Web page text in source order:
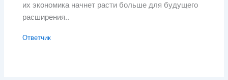
их экономика начнет расти больше для будущего
расширения..
Ответчик